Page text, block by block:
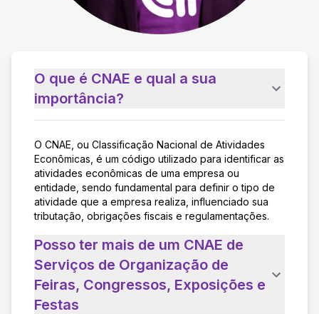
O que é CNAE e qual a sua
importância?
O CNAE, ou Classificação Nacional de Atividades
Econômicas, é um código utilizado para identificar as
atividades econômicas de uma empresa ou
entidade, sendo fundamental para definir o tipo de
atividade que a empresa realiza, influenciado sua
tributação, obrigações fiscais e regulamentações.
Posso ter mais de um CNAE de
Serviços de Organização de
Feiras, Congressos, Exposições e
Festas